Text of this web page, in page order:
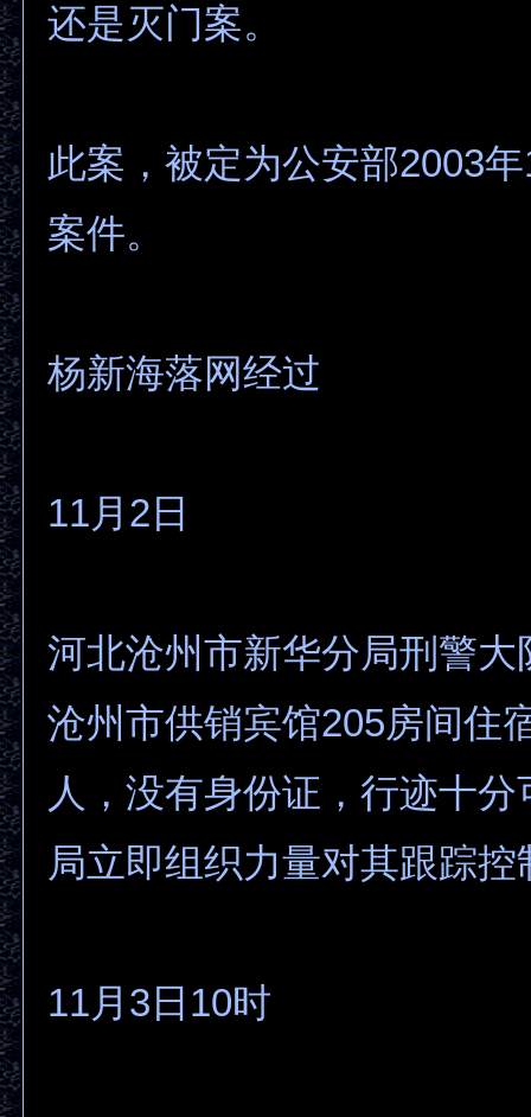
还是灭门案。
此案，被定为公安部2003
案件。
杨新海落网经过
11月2日
河北沧州市新华分局刑警大
沧州市供销宾馆205房间住
人，没有身份证，行迹十
局立即组织力量对其跟踪控
11月3日10时